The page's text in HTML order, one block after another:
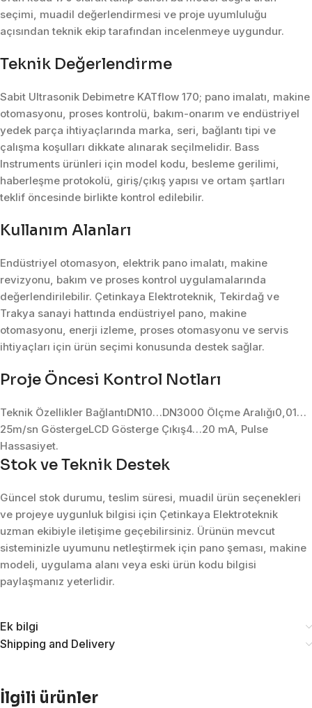
seçimi, muadil değerlendirmesi ve proje uyumluluğu
açısından teknik ekip tarafından incelenmeye uygundur.
Teknik Değerlendirme
Sabit Ultrasonik Debimetre KATflow 170; pano imalatı, makine
otomasyonu, proses kontrolü, bakım-onarım ve endüstriyel
yedek parça ihtiyaçlarında marka, seri, bağlantı tipi ve
çalışma koşulları dikkate alınarak seçilmelidir. Bass
Instruments ürünleri için model kodu, besleme gerilimi,
haberleşme protokolü, giriş/çıkış yapısı ve ortam şartları
teklif öncesinde birlikte kontrol edilebilir.
Kullanım Alanları
Endüstriyel otomasyon, elektrik pano imalatı, makine
revizyonu, bakım ve proses kontrol uygulamalarında
değerlendirilebilir. Çetinkaya Elektroteknik, Tekirdağ ve
Trakya sanayi hattında endüstriyel pano, makine
otomasyonu, enerji izleme, proses otomasyonu ve servis
ihtiyaçları için ürün seçimi konusunda destek sağlar.
Proje Öncesi Kontrol Notları
Teknik Özellikler BağlantıDN10…DN3000 Ölçme Aralığı0,01…
25m/sn GöstergeLCD Gösterge Çıkış4…20 mA, Pulse
Hassasiyet.
Stok ve Teknik Destek
Güncel stok durumu, teslim süresi, muadil ürün seçenekleri
ve projeye uygunluk bilgisi için Çetinkaya Elektroteknik
uzman ekibiyle iletişime geçebilirsiniz. Ürünün mevcut
sisteminizle uyumunu netleştirmek için pano şeması, makine
modeli, uygulama alanı veya eski ürün kodu bilgisi
paylaşmanız yeterlidir.
Ek bilgi
Shipping and Delivery
İlgili ürünler